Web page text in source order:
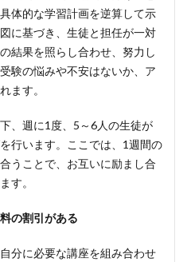
体的な学習計画を逆算して示
に基づき、生徒と担任が一対
結果を照らし合わせ、努力し
験の悩みや不安はないか、ア
ます。
、週に1度、5～6人の生徒が
行います。ここでは、1週間の
うことで、お互いに励まし合
す。
の割引がある
分に必要な講座を組み合わせ